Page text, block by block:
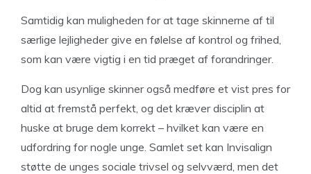
Samtidig kan muligheden for at tage skinnerne af til
særlige lejligheder give en følelse af kontrol og frihed,
som kan være vigtig i en tid præget af forandringer.
Dog kan usynlige skinner også medføre et vist pres for
altid at fremstå perfekt, og det kræver disciplin at
huske at bruge dem korrekt – hvilket kan være en
udfordring for nogle unge. Samlet set kan Invisalign
støtte de unges sociale trivsel og selvværd, men det